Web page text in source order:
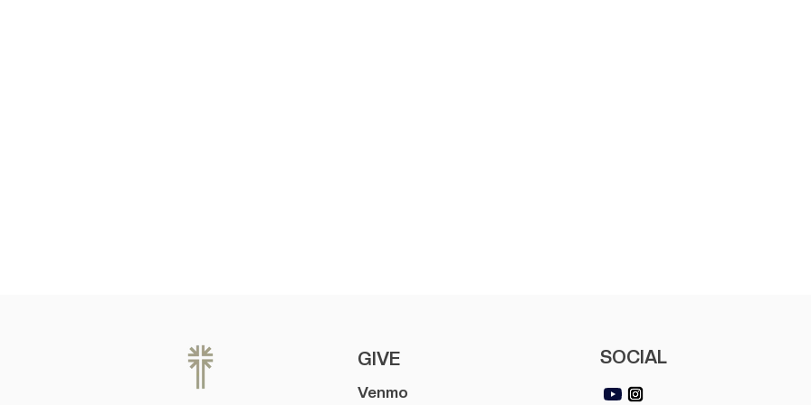
GIVE
Venmo
SOCIAL